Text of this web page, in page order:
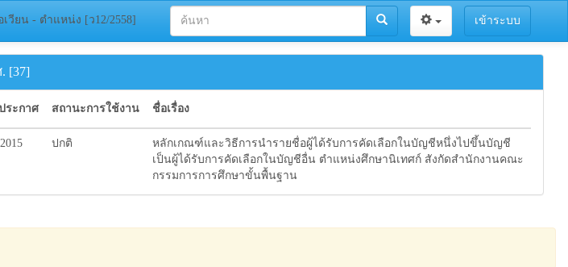
วียน - ตำแหน่ง [ว12/2558] เข้าระบบ
[37]
ระกาศ สถานะการใช้งาน ชื่อเรื่อง
ปกติ
หลักเกณฑ์และวิธีการนำรายชื่อผู้ได้รับการคัดเลือกในบัญชีหนึ่งไปขึ้นบัญชี
เป็นผู้ได้รับการคัดเลือกในบัญชีอื่น ตำแหน่งศึกษานิเทศก์ สังกัดสำนักงานคณะ
กรรมการการศึกษาขั้นพื้นฐาน